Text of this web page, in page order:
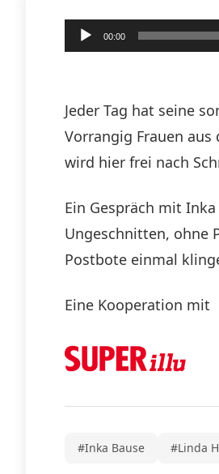
Audio-
Player
00:00
Jeder Tag hat seine
Vorrangig Frauen
wird hier frei nach
Ein Gespräch mit
Ungeschnitten, ohne
Postbote einmal
Eine Kooperation mit
#Inka Bause #Linda